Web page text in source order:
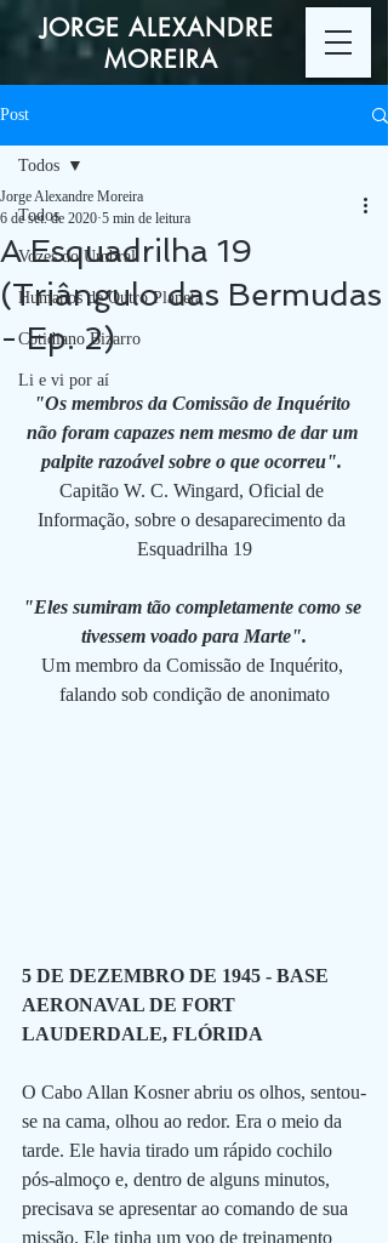
JORGE ALEXANDRE
MOREIRA
Post
Todos
Vozes do Umbral
Humanos de Outro Planeta
Cotidiano Bizarro
Li e vi por aí
Todos
A Esquadrilha 19
(Triângulo das Bermudas
- Ep. 2)
Jorge Alexandre Moreira
6 de set. de 2020 5 min de leitura
"Os membros da Comissão de Inquérito
não foram capazes nem mesmo de dar um
palpite razoável sobre o que ocorreu".
Capitão W. C. Wingard, Oficial de
Informação, sobre o desaparecimento da
Esquadrilha 19
"Eles sumiram tão completamente como se
tivessem voado para Marte".
Um membro da Comissão de Inquérito,
falando sob condição de anonimato
5 DE DEZEMBRO DE 1945 - BASE
AERONAVAL DE FORT
LAUDERDALE, FLÓRIDA
O Cabo Allan Kosner abriu os olhos, sentou-
se na cama, olhou ao redor. Era o meio da
tarde. Ele havia tirado um rápido cochilo
pós-almoço e, dentro de alguns minutos,
precisava se apresentar ao comando de sua
missão. Ele tinha um voo de treinamento